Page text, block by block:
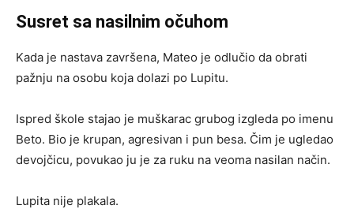
Susret sa nasilnim očuhom
Kada je nastava završena, Mateo je odlučio da obrati
pažnju na osobu koja dolazi po Lupitu.
Ispred škole stajao je muškarac grubog izgleda po imenu
Beto. Bio je krupan, agresivan i pun besa. Čim je ugledao
devojčicu, povukao ju je za ruku na veoma nasilan način.
Lupita nije plakala.